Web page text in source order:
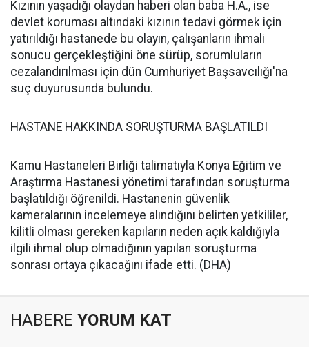
Kızının yaşadığı olaydan haberi olan baba H.A., ise
devlet koruması altındaki kızının tedavi görmek için
yatırıldığı hastanede bu olayın, çalışanların ihmali
sonucu gerçekleştiğini öne sürüp, sorumluların
cezalandırılması için dün Cumhuriyet Başsavcılığı'na
suç duyurusunda bulundu.
HASTANE HAKKINDA SORUŞTURMA BAŞLATILDI
Kamu Hastaneleri Birliği talimatıyla Konya Eğitim ve
Araştırma Hastanesi yönetimi tarafından soruşturma
başlatıldığı öğrenildi. Hastanenin güvenlik
kameralarının incelemeye alındığını belirten yetkililer,
kilitli olması gereken kapıların neden açık kaldığıyla
ilgili ihmal olup olmadığının yapılan soruşturma
sonrası ortaya çıkacağını ifade etti. (DHA)
HABERE YORUM KAT